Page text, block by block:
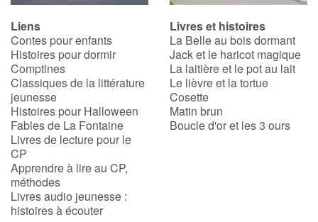
Vidéos & Tutoriaux
Blog
Actualités
Par thématique
Rencontres et témoignages
Contes d'ici et d'ailleurs
Liens
Contes pour enfants
Histoires pour dormir
Comptines
Classiques de la littérature
jeunesse
Histoires pour Halloween
Fables de La Fontaine
Livres de lecture pour le
CP
Apprendre à lire au CP,
méthodes
Livres audio jeunesse :
histoires à écouter
Livres et histoires
La Belle au bois dormant
Jack et le haricot magique
La laitière et le pot au lait
Le lièvre et la tortue
Cosette
Matin brun
Boucle d'or et les 3 ours